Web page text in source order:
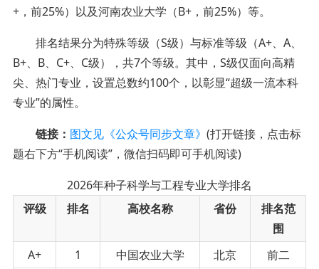
+，前25%）以及河南农业大学（B+，前25%）等。
排名结果分为特殊等级（S级）与标准等级（A+、A、
B+、B、C+、C级），共7个等级。其中，S级仅面向高精
尖、热门专业，设置总数约100个，以彰显“超级一流本科
专业”的属性。
链接： 图文见《公众号同步文章》 (打开链接，点击标
题右下方“手机阅读”，微信扫码即可手机阅读)
2026年种子科学与工程专业大学排名
评级
排名 高校名称 省份
排名范
围
A+
1 中国农业大学 北京
前二